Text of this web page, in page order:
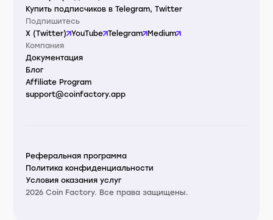
Купить подписчиков в Telegram, Twitter
Подпишитесь
X (Twitter) YouTube Telegram
Medium
Компания
Документация
Блог
Affiliate Program
support@coinfactory.app
Реферальная программа
Политика конфиденциальности
Условия оказания услуг
2026 Coin Factory. Все права защищены.